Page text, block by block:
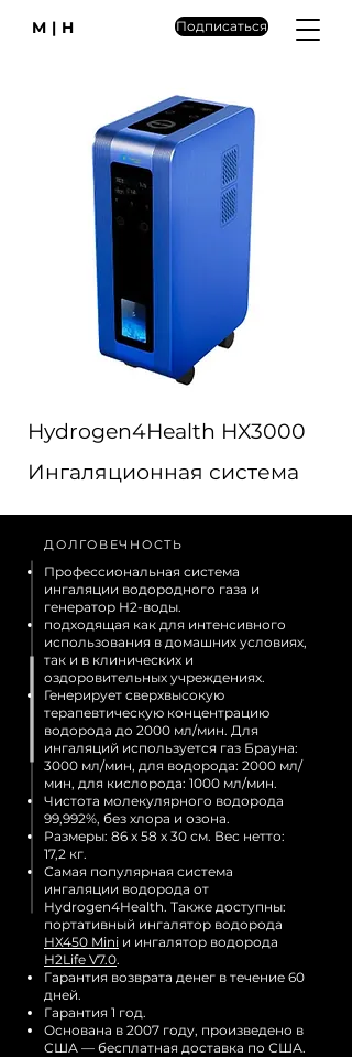
M|H Подписаться
Hydrogen4Health HX3000
Ингаляционная система
ДОЛГОВЕЧНОСТЬ
Профессиональная система
ингаляции водородного газа и
генератор H2-воды.
подходящая как для интенсивного
использования в домашних условиях,
так и в клинических и
оздоровительных учреждениях.
Генерирует сверхвысокую
терапевтическую концентрацию
водорода до 2000 мл/мин. Для
ингаляций используется газ Брауна:
3000 мл/мин, для водорода: 2000 мл/
мин, для кислорода: 1000 мл/мин.
Чистота молекулярного водорода
99,992%, без хлора и озона.
Размеры: 86 x 58 x 30 см. Вес нетто:
17,2 кг.
Самая популярная система
ингаляции водорода от
Hydrogen4Health. Также доступны:
портативный ингалятор водорода
HX450 Mini и ингалятор водорода
H2Life V7.0.
Гарантия возврата денег в течение 60
дней.
Гарантия 1 год.
Основана в 2007 году, произведено в
США — бесплатная доставка по США.